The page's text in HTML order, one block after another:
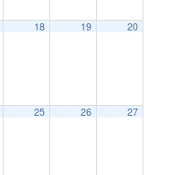
18 19 20
25 26 27